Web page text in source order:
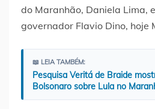
do Maranhão, Daniela Lima,
governador Flavio Dino, hoje
📖 LEIA TAMBÉM:
Pesquisa Veritá de Braide
Bolsonaro sobre Lula no